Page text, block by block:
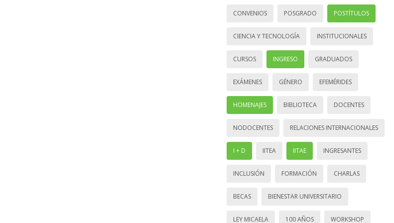
CONVENIOS POSGRADO POSTÍTULOS
CIENCIA Y TECNOLOGÍA INSTITUCIONALES
CURSOS INGRESO GRADUADOS
EXÁMENES GÉNERO EFEMÉRIDES
HOMENAJES BIBLIOTECA DOCENTES
NODOCENTES RELACIONES INTERNACIONALES
I + D IITEA IITAE INGRESANTES
INCLUSIÓN FORMACIÓN CHARLAS
BECAS BIENESTAR UNIVERSITARIO
LEY MICAELA 100 AÑOS WORKSHOP